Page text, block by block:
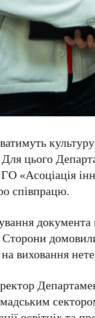
Для цього
ГО «Асоціація
співпрацю.
документа
Сторони
виховання